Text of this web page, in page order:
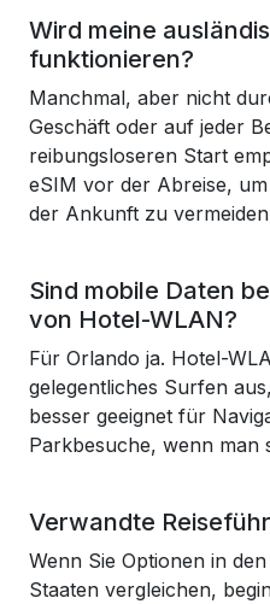
Wird meine
funktionieren?
Manchmal, aber nicht
Geschäft oder auf jeder
reibungsloseren Start
eSIM vor der Abreise,
der Ankunft zu
Sind mobile Daten
von Hotel-WLAN?
Für Orlando ja. Hotel-
gelegentliches Surfen
besser geeignet für
Parkbesuche, wenn man
Verwandte
Wenn Sie Optionen in
Staaten vergleichen,